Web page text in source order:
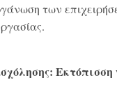
των
.
Εκτόπισση